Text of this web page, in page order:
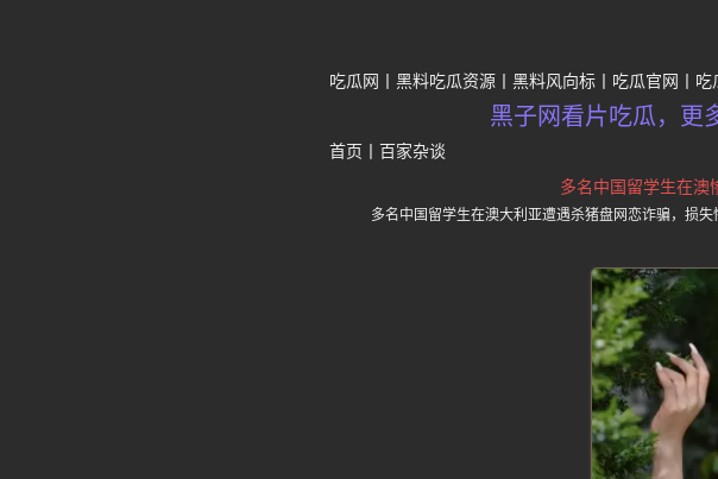
吃瓜网 黑料吃瓜资源 黑料风向标 吃瓜官网 吃
黑子网看片吃瓜，更
首页 百家杂谈
多名中国留学生在澳
多名中国留学生在澳大利亚遭遇杀猪盘网恋诈骗，损